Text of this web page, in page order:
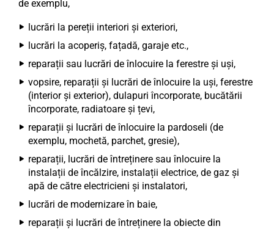
de exemplu,
lucrări la pereții interiori și exteriori,
lucrări la acoperiș, fațadă, garaje etc.,
reparații sau lucrări de înlocuire la ferestre și uși,
vopsire, reparații și lucrări de înlocuire la uși, ferestre
(interior și exterior), dulapuri încorporate, bucătării
încorporate, radiatoare și țevi,
reparații și lucrări de înlocuire la pardoseli (de
exemplu, mochetă, parchet, gresie),
reparații, lucrări de întreținere sau înlocuire la
instalații de încălzire, instalații electrice, de gaz și
apă de către electricieni și instalatori,
lucrări de modernizare în baie,
reparații și lucrări de întreținere la obiecte din